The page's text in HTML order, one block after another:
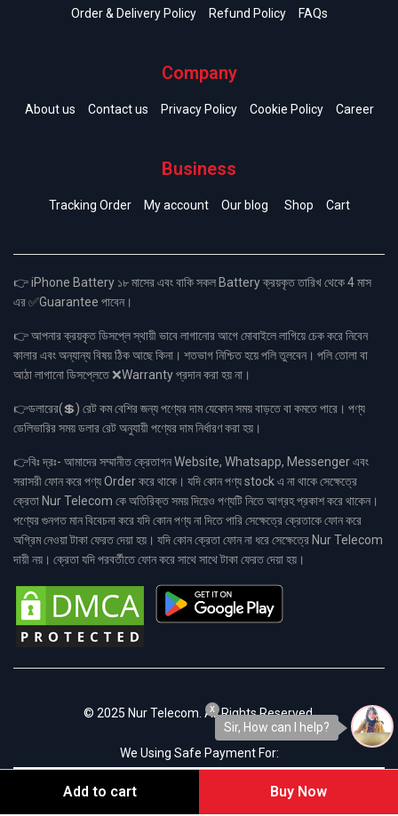
Order & Delivery Policy
Refund Policy FAQs
Company
About us Contact us Privacy Policy Cookie Policy Career
Business
Tracking Order My account Our blog Shop Cart
👉 iPhone Battery ১৮ মাসের এবং বাকি সকল Battery ক্রয়কৃত তারিখ থেকে 4 মাস
এর ✅Guarantee পাবেন।
👉 আপনার ক্রয়কৃত ডিসপ্লে স্থায়ী ভাবে লাগানোর আগে মোবাইলে লাগিয়ে চেক করে নিবেন
কালার এবং অন্যান্য বিষয় ঠিক আছে কিনা। শতভাগ নিশ্চিত হয়ে পলি তুলবেন। পলি তোলা বা
আঠা লাগানো ডিসপ্লেতে ❌Warranty প্রদান করা হয় না।
👉ডলারের(💲) রেট কম বেশির জন্য পণ্যের দাম যেকোন সময় বাড়তে বা কমতে পারে। পণ্য
ডেলিভারির সময় ডলার রেট অনুযায়ী পণ্যের দাম নির্ধারণ করা হয়।
👉বিঃ দ্রঃ- আমাদের সম্মানীত ক্রেতাগন Website, Whatsapp, Messenger এবং
সরাসরী ফোন করে পণ্য Order করে থাকে। যদি কোন পণ্য stock এ না থাকে সেক্ষেত্রে
ক্রেতা Nur Telecom কে অতিরিক্ত সময় দিয়েও পণ্যটি নিতে আগ্রহ প্রকাশ করে থাকেন।
পণ্যের গুনগত মান বিবেচনা করে যদি কোন পণ্য না দিতে পারি সেক্ষেত্রে ক্রেতাকে ফোন করে
অগ্রিম নেওয়া টাকা ফেরত দেয়া হয়। যদি কোন ক্রেতা ফোন না ধরে সেক্ষেত্রে Nur Telecom
দায়ী নয়। ক্রেতা যদি পরবর্তীতে ফোন করে সাথে সাথে টাকা ফেরত দেয়া হয়।
© 2025 Nur Telecom. All Rights Reserved.
We Using Safe Payment For:
Add to cart Buy Now
Sir, How can I help?
x